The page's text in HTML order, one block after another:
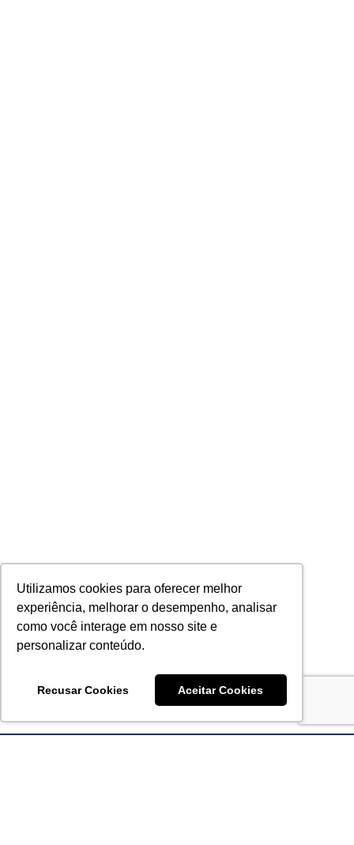
Utilizamos cookies para oferecer melhor
experiência, melhorar o desempenho, analisar
como você interage em nosso site e
personalizar conteúdo.
Recusar Cookies Aceitar Cookies